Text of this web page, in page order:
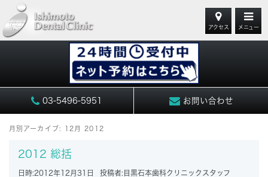
アクセス メニュー
03-5496-5951 お問い合わせ
月別アーカイブ: 12月 2012
2012 総括
日時:2012年12月31日 投稿者: 目黒石本歯科クリニックスタッフ